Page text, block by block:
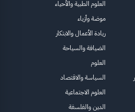
العلوم الطبية والأحياء
موضة وأزياء
ريادة الأعمال والابتكار
الضيافة والسياحة
العلوم
السياسة والاقتصاد
العلوم الاجتماعية
الدين والفلسفة